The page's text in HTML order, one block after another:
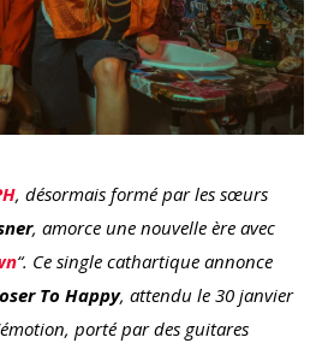
, désormais formé par les sœurs
, amorce une nouvelle ère avec
“. Ce single cathartique annonce
To Happy, attendu le 30 janvier
porté par des guitares